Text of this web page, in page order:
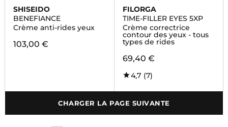
SHISEIDO
BENEFIANCE
Crème anti-rides yeux
103,00 €
FILORGA
TIME-FILLER EYES 5XP
Crème correctrice
contour des yeux - tous
types de rides
69,40 €
4,7 (7)
CHARGER LA PAGE SUIVANTE